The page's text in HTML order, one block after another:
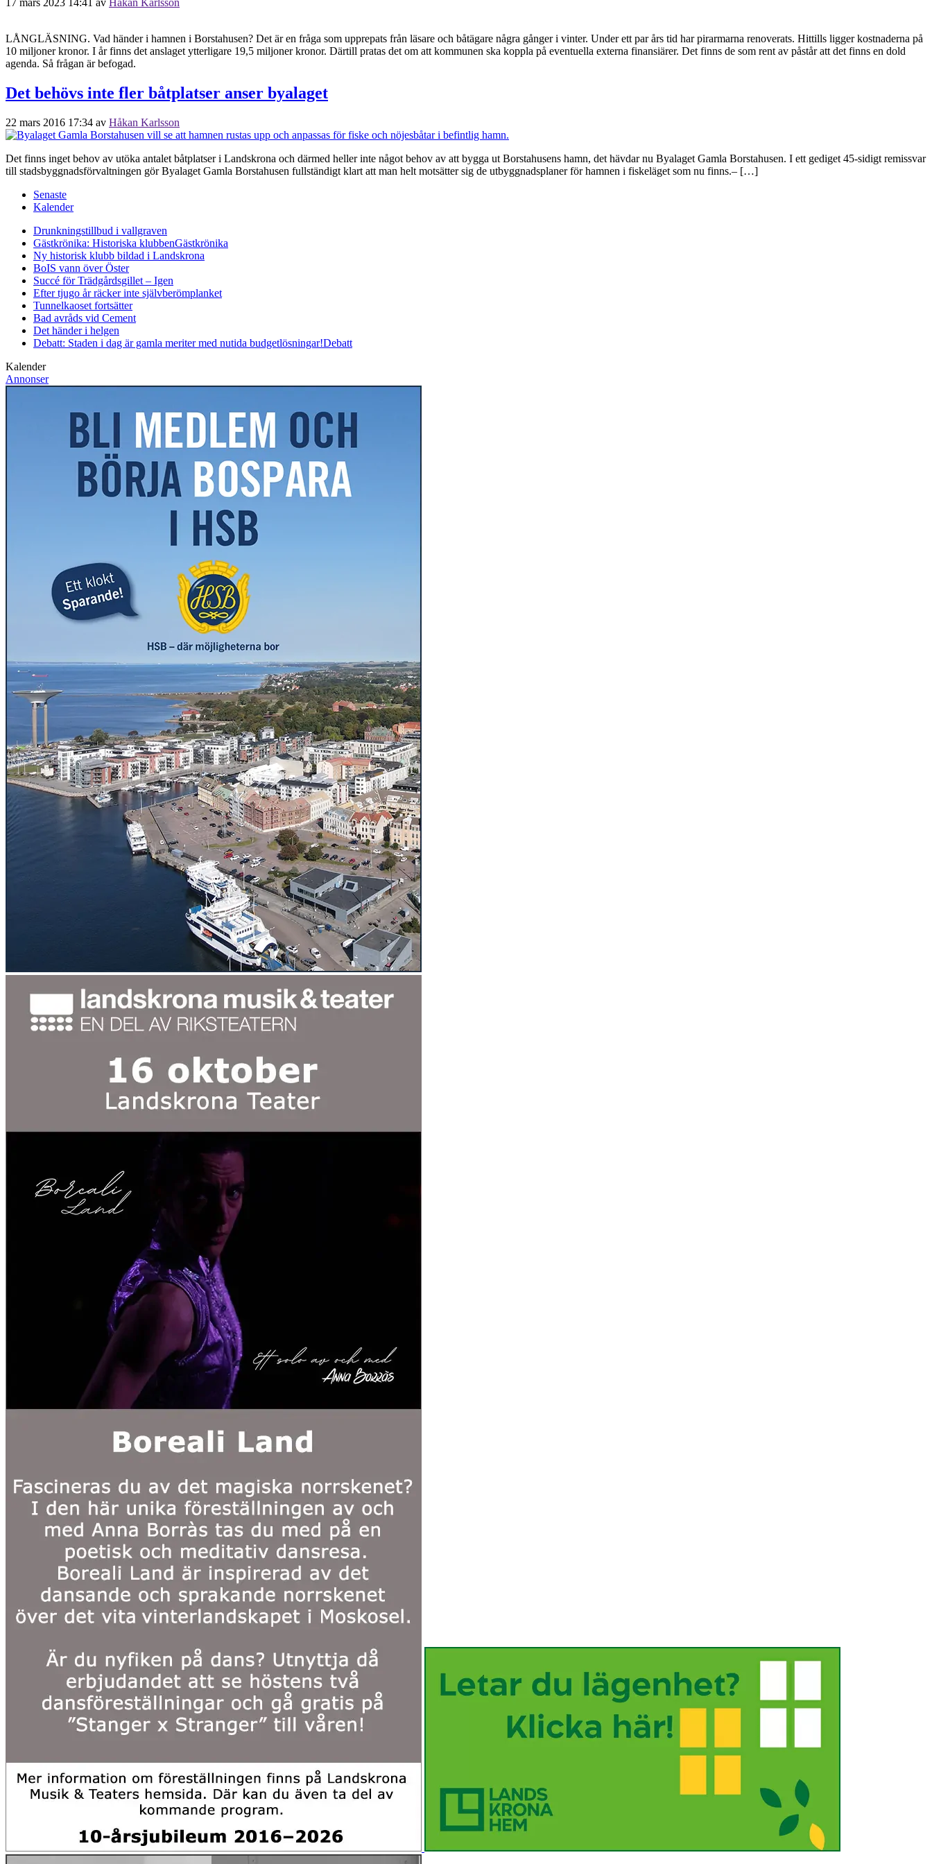
LÅNGLÄSNING. Vad händer i hamnen i Borstahusen? Det är en fråga som upprepats från läsare och båtägare några gånger i vinter. Under ett par års tid har pirarmarna renoverats. Hittills ligger kostnaderna på
10 miljoner kronor. I år finns det anslaget ytterligare 19,5 miljoner kronor. Därtill pratas det om att kommunen ska koppla på eventuella externa finansiärer. Det finns de som rent av påstår att det finns en dold
agenda. Så frågan är befogad.
Det behövs inte fler båtplatser anser byalaget
22 mars 2016 17:34 av Håkan Karlsson
Det finns inget behov av utöka antalet båtplatser i Landskrona och därmed heller inte något behov av att bygga ut Borstahusens hamn, det hävdar nu Byalaget Gamla Borstahusen. I ett gediget 45-sidigt remissvar
till stadsbyggnadsförvaltningen gör Byalaget Gamla Borstahusen fullständigt klart att man helt motsätter sig de utbyggnadsplaner för hamnen i fiskeläget som nu finns.– […]
Senaste
Kalender
Drunkningstillbud i vallgraven
Gästkrönika: Historiska klubbenGästkrönika
Ny historisk klubb bildad i Landskrona
BoIS vann över Öster
Succé för Trädgårdsgillet – Igen
Efter tjugo år räcker inte självberömplanket
Tunnelkaoset fortsätter
Bad avråds vid Cement
Det händer i helgen
Debatt: Staden i dag är gamla meriter med nutida budgetlösningar!Debatt
Kalender
Annonser